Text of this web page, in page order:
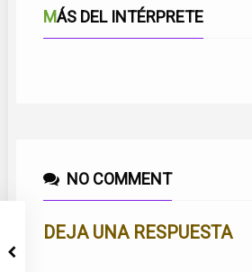
MÁS DEL INTÉRPRETE
CUÉNTAME COSAS BONITAS
DICEN DE LA AMISTAD
NO COMMENT
DEJA UNA RESPUESTA